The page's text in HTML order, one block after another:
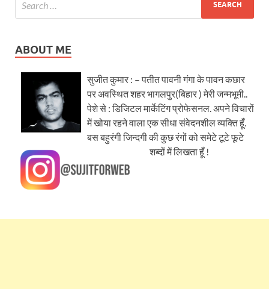
ABOUT ME
सुजीत कुमार : – पतीत पावनी गंगा के पावन कछार
पर अवस्थित शहर भागलपुर(बिहार ) मेरी जन्मभूमी..
पेशे से : डिजिटल मार्केटिंग प्रोफेसनल. अपने विचारों
में खोया रहने वाला एक सीधा संवेदनशील व्यक्ति हूँ.
बस बहुरंगी जिन्दगी की कुछ रंगों को समेटे टूटे फूटे
शब्दों में लिखता हूँ !